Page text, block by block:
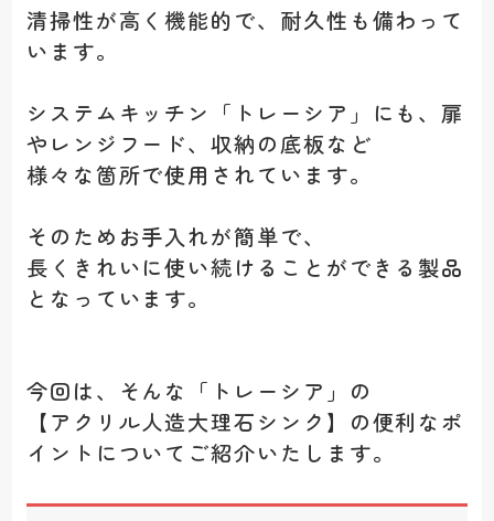
清掃性が高く機能的で、耐久性も備わって
います。
システムキッチン「トレーシア」にも、扉
やレンジフード、収納の底板など
様々な箇所で使用されています。
そのためお手入れが簡単で、
長くきれいに使い続けることができる製品
となっています。
今回は、そんな「トレーシア」の
【アクリル人造大理石シンク】の便利なポ
イントについてご紹介いたします。